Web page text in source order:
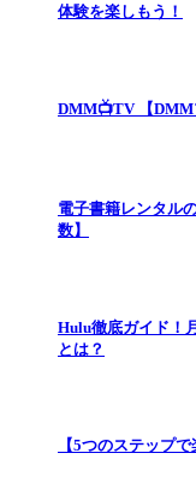
体験を楽しもう！
DMM📺TV 【
電子書籍レンタル
数】
Hulu徹底ガイド！
とは？
【5つのステップ